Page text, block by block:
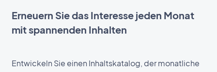
Erneuern Sie das Interesse jeden Monat
mit spannenden Inhalten
Entwickeln Sie einen Inhaltskatalog, der monatliche